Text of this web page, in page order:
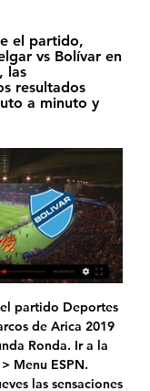
el partido,
vs Bolívar en
las
resultados
a minuto y
vez a la Argentina para presentarse en el Estadio Obras Sanitarias, durante tres noches consecutivas. Ante un recinto colmado, el Baròn venìa a presentar Metalforfosis,.

Hace 3 mins Por Fernando Gómez. Quilmes y Atlético Rafaela se enfrentarán este lunes 2 de marzo en cumplimiento de la jornada 19 del Grupo B de la Primera B Nacional de Argentina. Quilmes vs Atlético Rafaela en vivo.

Melgar vs Bolivar en vivo Amistoso - YouTube Learn more · Open App. Premieres in 13 hours. January 20 at 10:00 AM PST. Melgar vs Bolivar en vivo Amistoso. 1 waitingmore. Trueno17. 1.85K.YouTube · Trueno17 · hace 3 horas

San Juan de los Lagos León IV León III León I Silao Potencia Irapuato II Salamanca Cog.. Grandes Ascensión II Samalayuca Sur Paso del Norte Reforma Agua Prieta II Fuerza y Energía Naco Nogales La Caridad La Caridad. San Ángel Obra a cargo de solicitante Tren 2 Tren 1. Gerencia: Central Zona: Altamirano 2016-2021 Arcelia Nueva 115 15

ESTAMOS DE VOLTA!! . . Neste fim de tarde de sábado(26), a equipe boveta goleou o Tupynambás por 5x0, em Juiz de Fora-MG, em jogo válido pela 3ª rodada...

Comentario completo del partido Leganés vs. Real Valladolid. Comentario completo del partido Leganés vs. Real Valladolid. Ir a la navegación < > Menu ESPN.

Información y comentarios sobre Sindicato Del Personal De Obras Sanitarias en San Juan, sucursal de angel de rojas sur. Sindicatos, Asociaciones y sindicatos, Guia de gremios, Guia de sindicatos, Guia de uniones de trabajadores, Sociedad: informacion sobre la gente y la comunidad, Asociacion, Sindicato, Sociedad y estado

Tres veces para UPCN y la última edición para Bolívar. Pero no solo eso: en las últimas 11 Ligas solo fueron campeón ellos dos y en 8 oportunidades festejó quien tenía la localía. Anteriormente se había dado con el primer bicampeonato Celeste en la 2003/04, con Rojas Scholem en la 2001/02 y con River Plate en la 1998/99.

Borussia Dortmund - FC Bayern München am Dienstag, 26.5.2020 im LiEl campo de La Fortaleza abre sus puertas para que Lanús reciba al Sporting Cristal de Perú en la ronda inicial de la Copa Sudamericana 2018.Los dirigidos por Ezequiel Carboni siguen sin recuperar su mejor nivel desde la última parte del 2017, cuando el Granate en ese entonces era dirigido por Jorge Almirón.

LO QUE SERÁ EL PARTIDO ENTRE MELGAR VS BOLÍVAR 16:39Melgar #Perú #liga1 TODO SOBRE Copa Libertadores Copa Sudamericana Eliminatorias Sudamericanas Fifa Conmebol ETIQUETAS Melgar vs Bolivar ...YouTube · Pricher Sports · hace 2 días

LEÓN - AMÉRICA. León - América; cómo y dónde ver la final de la eLiga MX. Juan Carlos Navarro. 14/06/2020 07:55 CDT. e Liga MX. León y América protagonizarán la primera final de la e Liga MX. Erick De la Rosa. 12/06/2020 17:58 CDT. Liga MX. Futbol de Estufa Liga MX: Apertura 2020 ¡Rumores, altas y bajas del fútbol mexicano!

▷ Bolívar vs Atlético Palmaflor EN VIVO por Liga Boliviana 25 nov 2023 — Premios The Best EN VIVO: nominados y transmisión de la gala Melgar. BOLÍVAR: C. Lampe; D. Bejarano, L. Paz, N. Ferreyra, J. Sagredo; F ...

Esta jornada se espera que vuelva a rodar el balón, ya que anuncia el retorno del fútbol chileno en medio de la crisis social que afecta al país. Así se busca retomar el Torneo Nacional al igual que el ascenso en …

Em nota oficial, Criciúma confirma três casos de covid-19 entre os jogadores Próximo jogo da equipe está marcado para acontecer no dia 28, contra o Marcílio Dias

Israel Santos Rodríguez, coordinador del Ateneo Fuente de Ramos Arizpe, invita a todos los jóvenes y adultos interesados en concluir sus estudios de bachillerato, a que se inscriban al curso en.

RTC Televisión, Iquique. 43 mil Me gusta. CUENTA OFICIAL. Señal Digital Canal 26.1 - Señal Vtr Canal 9. La mejor programación del norte por el canal de...

O Cruzeiro desde o início tomou a iniciativa ofensiva. Aos 9 minutos Edilson cruzou para a área, David tentou cabecear, a bola bateu no sistema defensivo da Caldense e sobrou para o próprio atacante abrir o placar. A Veterana quase empatou aos 24 minutos com …

Cienciano vs Atlético Grau EN VIVO ONLINE| Este domingo se juega la novena fecha de la Liga 2estadio Municipal de Bernal, Sechura y será transmitido EN DIRECTO vía Gol Perú para toda Latinoamérica. Además, podrás seguir todo el fútbol en vivo con las mejores jugadas, goles, incidencias minuto a minuto por Líbero.pe.. El equipo cusqueño se encuentra peleando para llegar a la máxima.

Al descanso, la Universidad de Chile sacaba cuentas alegres con el resultado y con la tarjeta roja de Palestino, que le anticipaba más aire del que tuvo en

El Club Social, Cultural y Deportivo Blooming, más conocido simplemente como Blooming, es una institución deportiva de la ciudad de Santa Cruz de la Sierra, Bolivia, fundado el 1 de mayo de 1946. Su disciplina principal es el fútbol masculino profesional, que p